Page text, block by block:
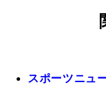
スポーツニュ